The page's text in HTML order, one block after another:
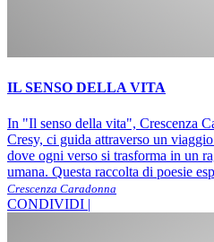
IL SENSO DELLA VITA
In "Il senso della vita", Crescenza
Cresy, ci guida attraverso un
dove ogni verso si trasforma in un
umana. Questa raccolta di poesie
Crescenza Caradonna
CONDIVIDI |